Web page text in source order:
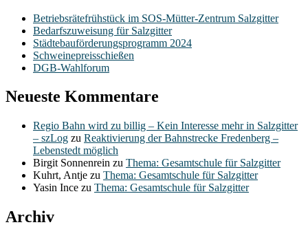
Betriebsrätefrühstück im SOS-Mütter-Zentrum Salzgitter
Bedarfszuweisung für Salzgitter
Städtebauförderungsprogramm 2024
Schweinepreisschießen
DGB-Wahlforum
Neueste Kommentare
Regio Bahn wird zu billig – Kein Interesse mehr in Salzgitter
– szLog zu Reaktivierung der Bahnstrecke Fredenberg –
Lebenstedt möglich
Birgit Sonnenrein zu Thema: Gesamtschule für Salzgitter
Kuhrt, Antje zu Thema: Gesamtschule für Salzgitter
Yasin Ince zu Thema: Gesamtschule für Salzgitter
Archiv